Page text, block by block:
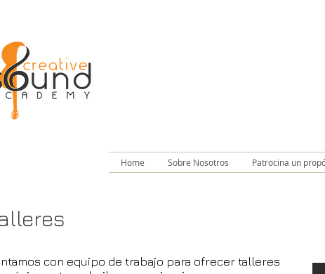
Home Sobre Nosotros Patrocina un
con equipo de trabajo para ofrecer talleres